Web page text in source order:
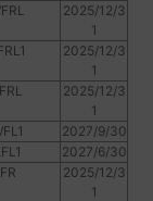
2025/12/3
1
2025/12/3
1
2025/12/3
1
2027/9/30
2027/6/30
2025/12/3
1